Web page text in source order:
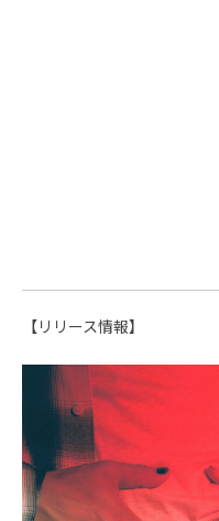
【リリース情報】